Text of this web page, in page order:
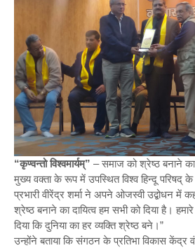
“कृण्वन्तो विश्वमार्यम्” – समाज को श्रेष्ठ बनाने
मुख्य वक्ता के रूप में उपस्थित विश्व हिन्दू परिषद्
प्रभारी वीरेंद्र शर्मा ने अपने ओजस्वी उद्बोधन में
श्रेष्ठ बनाने का दायित्व हम सभी को दिया है।
दिया कि दुनिया का हर व्यक्ति श्रेष्ठ बने।”
उन्होंने बताया कि संगठन के प्रतिभा विकास केंद्र